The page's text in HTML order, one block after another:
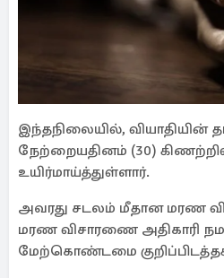
இந்தநிலையில், வியாதியின்
நேற்றையதினம் (30) கிணற்றில்
உயிர்மாய்த்துள்ளார்.
அவரது சடலம் மீதான மரண
மரண விசாரணை அதிகாரி
மேற்கொண்டமை